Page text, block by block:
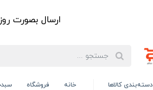
ارسال بصورت
دسته‌بندی کالاها خانه فروشگاه